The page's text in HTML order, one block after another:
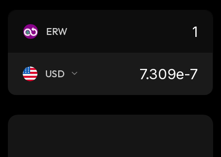
ERW
USD